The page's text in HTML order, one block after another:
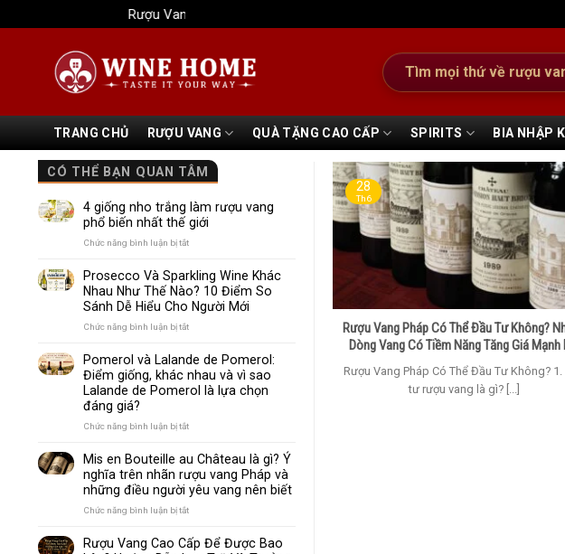
qua
Rượu Vang Wine Home
Tìm
kiếm:
TRANG CHỦ RƯỢU VANG QUÀ TẶNG CAO CẤP SPIRITS BIA NHẬP
CÓ THỂ BẠN QUAN TÂM
4 giống nho trắng làm rượu vang
phổ biến nhất thế giới
Chức năng bình luận bị tắtở
giống
nho
trắng
làm
biến
nhất
thế
Prosecco Và Sparkling Wine Khác
Nhau Như Thế Nào? 10 Điểm So
Sánh Dễ Hiểu Cho Người Mới
Chức năng bình luận bị tắtở
Và
Sparkling
Wine
Khác
10
Điểm
So
Dễ
Cho
Pomerol và Lalande de Pomerol:
Điểm giống, khác nhau và vì sao
Lalande de Pomerol là lựa chọn
đáng giá?
Chức năng bình luận bị tắtở
Lalande
de
Pomerol:
nhau
Mis en Bouteille au Château là gì? Ý
nghĩa trên nhãn rượu vang Pháp và
những điều người yêu vang nên biết
Chức năng bình luận bị tắtở
en
Bouteille
Rượu Vang Cao Cấp Để Được Bao
Rượu Vang Pháp Có Thể Đầu Tư Không?
Dòng Vang Có Tiềm Năng Tăng Giá Mạnh
Rượu Vang Pháp Có Thể Đầu Tư Không?
tư rượu vang là gì? [...]
28
Th6